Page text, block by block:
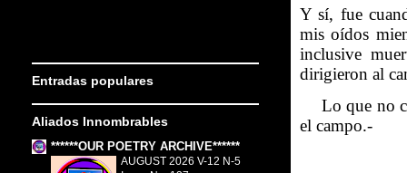
Y sí, fue
mis oídos
inclusive
dirigieron al
Lo que no
el campo.-
Entradas populares
Aliados Innombrables
******OUR POETRY ARCHIVE******
AUGUST 2026 V-12 N-5